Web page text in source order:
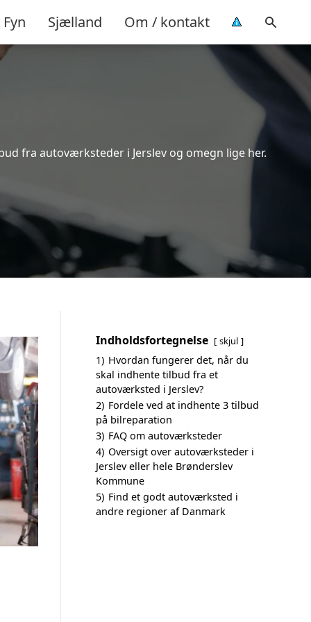
Fyn Sjælland Om / kontakt
fra autoværksteder i Jerslev og omegn lige her.
Indholdsfortegnelse skjul
1) Hvordan fungerer det, når du
skal indhente tilbud fra et
autoværksted i Jerslev?
2) Fordele ved at indhente 3 tilbud
på bilreparation
3) FAQ om autoværksteder
4) Oversigt over autoværksteder i
Jerslev eller hele Brønderslev
Kommune
5) Find et godt autoværksted i
andre regioner af Danmark